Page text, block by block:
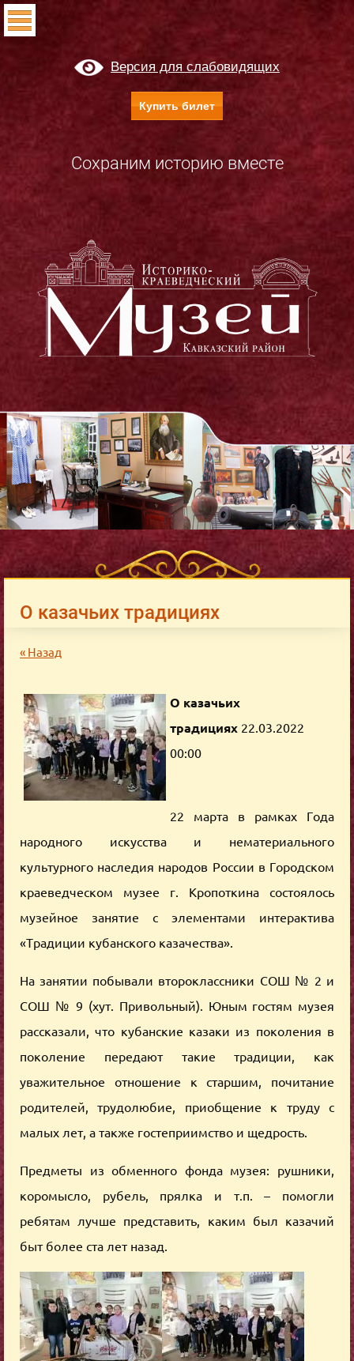
Версия для слабовидящих
Купить билет
Сохраним историю вместе
О казачьих традициях
« Назад
О казачьих
традициях 22.03.2022
00:00
22 марта в рамках Года
народного искусства и нематериального
культурного наследия народов России в Городском
краеведческом музее г. Кропоткина состоялось
музейное занятие с элементами интерактива
«Традиции кубанского казачества».
На занятии побывали второклассники СОШ № 2 и
СОШ № 9 (хут. Привольный). Юным гостям музея
рассказали, что кубанские казаки из поколения в
поколение передают такие традиции, как
уважительное отношение к старшим, почитание
родителей, трудолюбие, приобщение к труду с
малых лет, а также гостеприимство и щедрость.
Предметы из обменного фонда музея: рушники,
коромысло, рубель, прялка и т.п. – помогли
ребятам лучше представить, каким был казачий
быт более ста лет назад.